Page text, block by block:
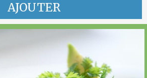
AJOUTER